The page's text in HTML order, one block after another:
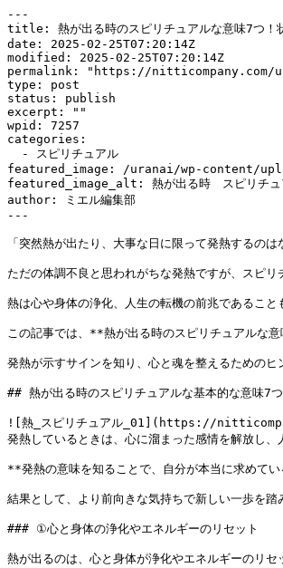
---
title: 熱が出る時のスピリチュアルな意味7つ！
date: 2025-02-25T07:20:14Z
modified: 2025-02-25T07:20:14Z
permalink: "https://
type: post
status: publish
excerpt: ""
wpid: 7257
categories:
featured_image: /uranai/wp-content/
featured_image_alt: 熱が出る時　スピリチュ
author: ミエル編集部
---
「突然熱が出たり、大事な日に限って発熱するのは
ただの体調不良と思われがちな発熱ですが、スピ
熱は心や身体の浄化、人生の転機の前兆であるこ
この記事では、**熱が出る時のスピリチュアルな
発熱が示すサインを知り、心と魂を整えるためのヒ
## 熱が出る時のスピリチュアルな基本的な意味7つ
![熱_スピリチュアル_01](https://
発熱しているときは、心に溜まった感情を解放し
**発熱の意味を知ることで、自分が本当に求めて
結果として、より前向きな気持ちで新しい一歩を踏
### ①心と身体の浄化やエネルギーのリセット
熱が出るのは、心と身体が浄化やエネルギーのリセ